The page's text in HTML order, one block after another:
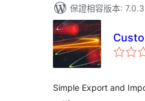
保證相容版本: 7.0.3
Simple Export and